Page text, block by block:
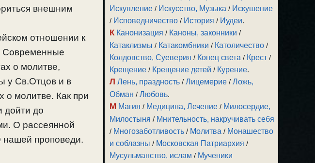
внешним
отношении к
Современные
о молитве,
у Св.Отцов и в
о молитве. Как при
дойти до
О рассеянной
нашей проповеди.
Искупление / Искусство, Музыка / Искушение
/ Исповедничество / История / Иудеи.
К Канонизация / Каноны, законники /
Катаклизмы / Катакомбники / Католичество /
Колдовство, Суеверия / Конец света / Крест /
Крещение / Крещение детей / Курение.
Л Лень, праздность /Лицемерие /Ложь,
Обман /Любовь.
М Магия / Медицина, Лечение / Милосердие,
Милостыня / Мнительность, накручивать себя
/ Многозаботливость / Молитва / Монашество
и соблазны / Московская Патриархия /
Мусульманство, ислам / Мученики